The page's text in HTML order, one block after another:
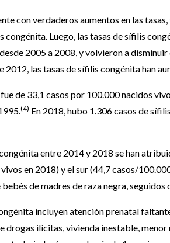
con verdaderos aumentos en las
Luego, las tasas de sífilis
2005 a 2008, y volvieron a
2012, las tasas de sífilis congénita han
de 33,1 casos por 100.000 nacidos
(4) En 2018, hubo 1.306 casos de
entre 2014 y 2018 se han
en 2018) y el sur (44,7 casos/
de madres de raza negra, seguidos
incluyen atención prenatal
drogas ilícitas, vivienda inestable,